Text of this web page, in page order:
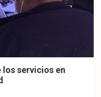
servicios en